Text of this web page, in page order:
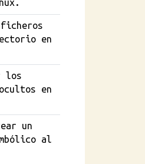
en
los
en
un
al